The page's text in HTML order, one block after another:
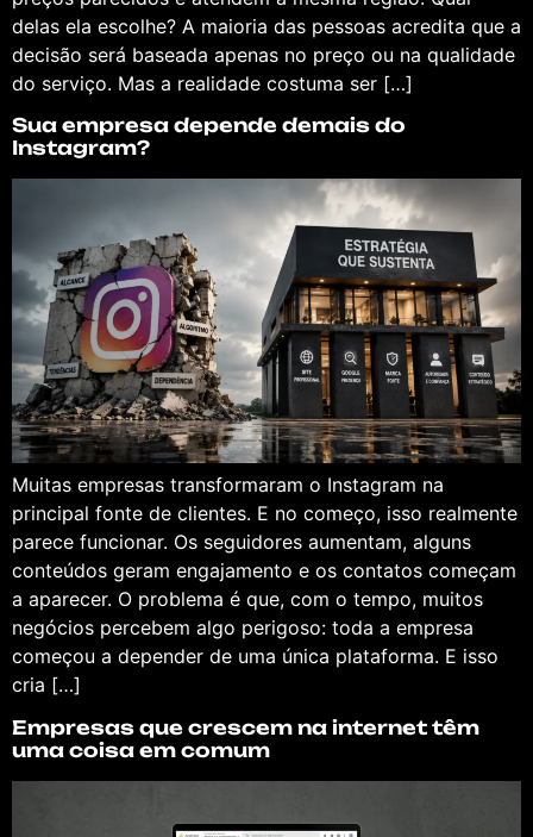
delas ela escolhe? A maioria das pessoas acredita que a
decisão será baseada apenas no preço ou na qualidade
do serviço. Mas a realidade costuma ser […]
Sua empresa depende demais do
Instagram?
Muitas empresas transformaram o Instagram na
principal fonte de clientes. E no começo, isso realmente
parece funcionar. Os seguidores aumentam, alguns
conteúdos geram engajamento e os contatos começam
a aparecer. O problema é que, com o tempo, muitos
negócios percebem algo perigoso: toda a empresa
começou a depender de uma única plataforma. E isso
cria […]
Empresas que crescem na internet têm
uma coisa em comum